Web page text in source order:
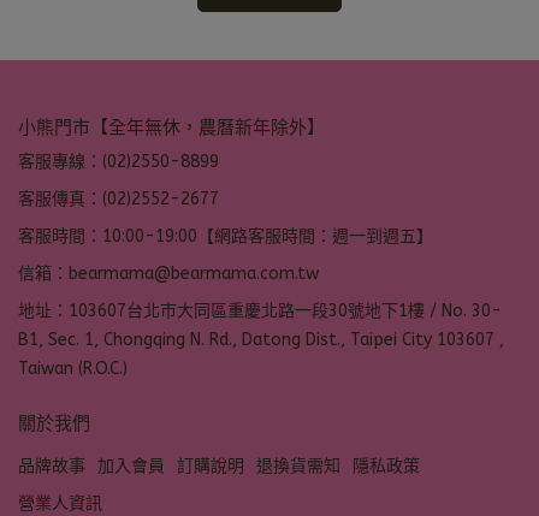
小熊門市【全年無休，農曆新年除外】
客服專線：(02)2550-8899
客服傳真：(02)2552-2677
客服時間：10:00-19:00【網路客服時間：週一到週五】
信箱：bearmama@bearmama.com.tw
地址：103607台北市大同區重慶北路一段30號地下1樓 / No. 30-
B1, Sec. 1, Chongqing N. Rd., Datong Dist., Taipei City 103607 ,
Taiwan (R.O.C.)
關於我們
品牌故事 加入會員 訂購說明 退換貨需知
隱私政策
營業人資訊